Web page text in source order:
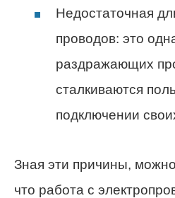
Недостаточная
проводов: это
раздражающих
сталкиваются
подключении
Зная эти причины,
что работа с